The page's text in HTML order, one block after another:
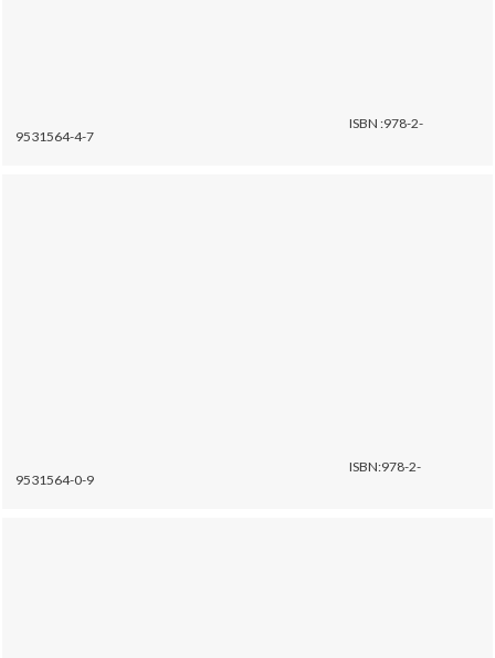
ISBN :978-2-
9531564-4-7
ISBN:978-2-
9531564-0-9